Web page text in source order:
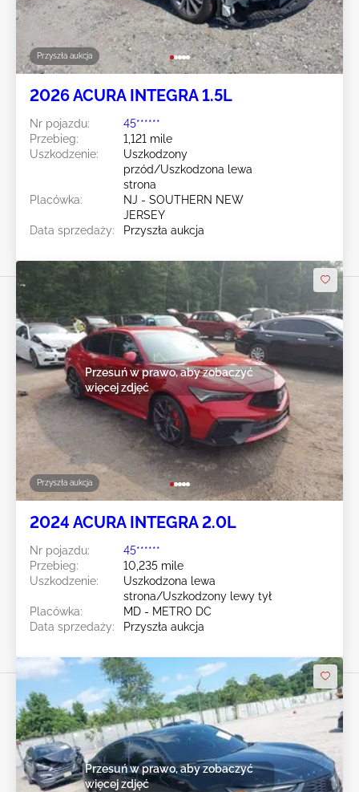
Przyszła aukcja
2026 ACURA INTEGRA 1.5L
Nr pojazdu:
45******
Przebieg:
1,121 mile
Uszkodzenie:
Uszkodzony
przód/Uszkodzona lewa
strona
Placówka:
NJ - SOUTHERN NEW
JERSEY
Data sprzedaży:
Przyszła aukcja
Przyszła aukcja
Przesuń w prawo, aby zobaczyć
więcej zdjęć
2024 ACURA INTEGRA 2.0L
Nr pojazdu:
45******
Przebieg:
10,235 mile
Uszkodzenie:
Uszkodzona lewa
strona/Uszkodzony lewy tył
Placówka:
MD - METRO DC
Data sprzedaży:
Przyszła aukcja
Przesuń w prawo, aby zobaczyć
więcej zdjęć